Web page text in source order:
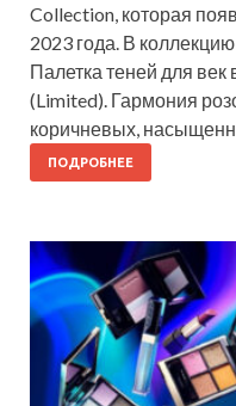
Collection, которая
2023 года. В
Палетка теней для век
(Limited). Гармония
коричневых,
ПОДРОБНЕЕ